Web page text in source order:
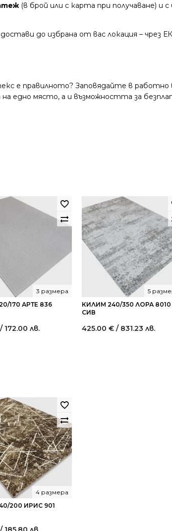
(в брой или с карта при получаване) и с
до избрана от вас локация – чрез
е правилното? Заповядайте в работно
едно място, а и възможността за
170 АРТЕ 836
3 размера
/ 172.00 лв.
КИЛИМ 240/350 ЛОРА 8010
СИВ
5
425.00 € / 831.23 лв.
200 ИРИС 901
4 размера